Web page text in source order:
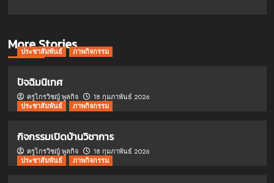
More Stories
ประชาสัมพันธ์ ภาพกิจกรรม
ปัจฉิมนิเทศ
ครูไกรวิชญ์ พูลกิจ
18 กุมภาพันธ์ 2026
ประชาสัมพันธ์
ภาพกิจกรรม
กิจกรรมเปิดบ้านวิชาการ
ครูไกรวิชญ์ พูลกิจ
18 กุมภาพันธ์ 2026
ประชาสัมพันธ์
ภาพกิจกรรม